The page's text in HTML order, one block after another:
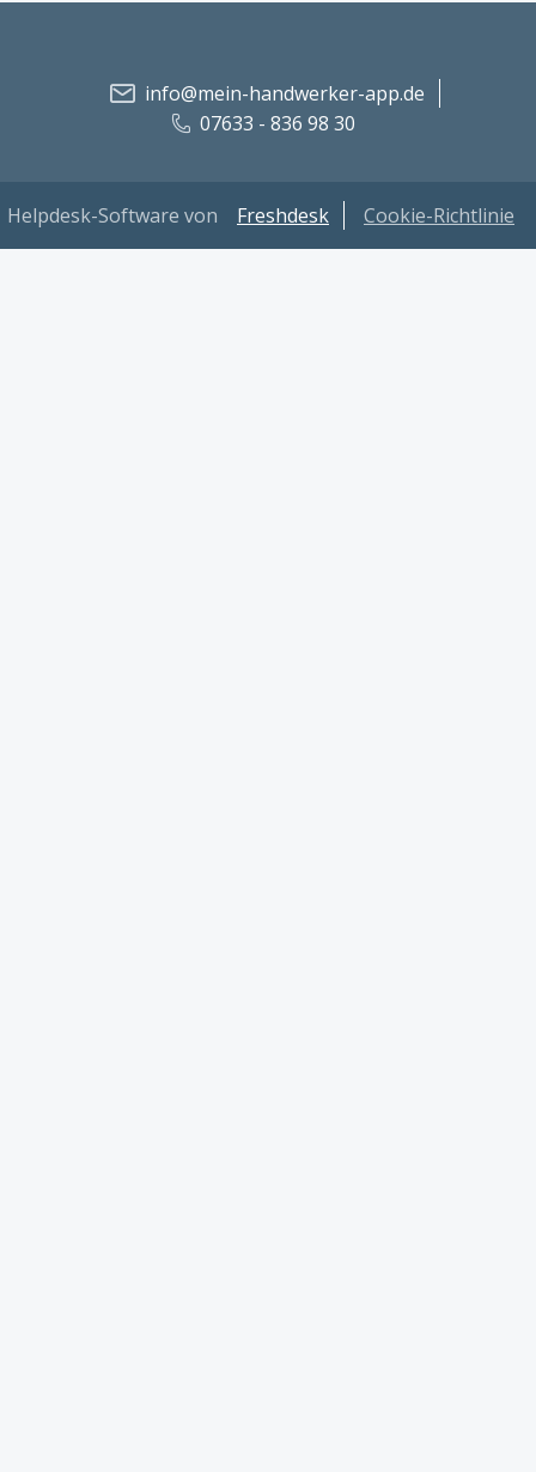
info@mein-handwerker-app.de
07633 - 836 98 30
Helpdesk-Software von Freshdesk Cookie-Richtlinie